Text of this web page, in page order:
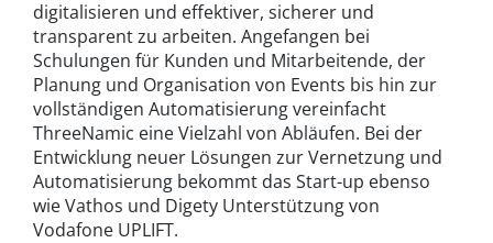
digitalisieren und effektiver, sicherer und
transparent zu arbeiten. Angefangen bei
Schulungen für Kunden und Mitarbeitende, der
Planung und Organisation von Events bis hin zur
vollständigen Automatisierung vereinfacht
ThreeNamic eine Vielzahl von Abläufen. Bei der
Entwicklung neuer Lösungen zur Vernetzung und
Automatisierung bekommt das Start-up ebenso
wie Vathos und Digety Unterstützung von
Vodafone UPLIFT.